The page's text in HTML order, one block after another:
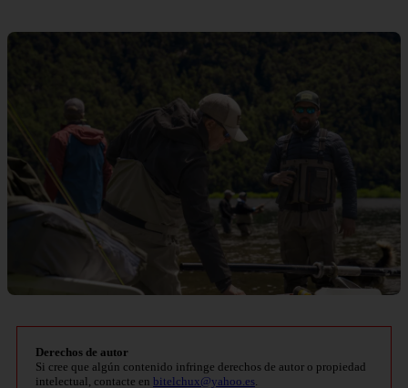
Derechos de autor
Si cree que algún contenido infringe derechos de autor o propiedad
intelectual, contacte en bitelchux@yahoo.es